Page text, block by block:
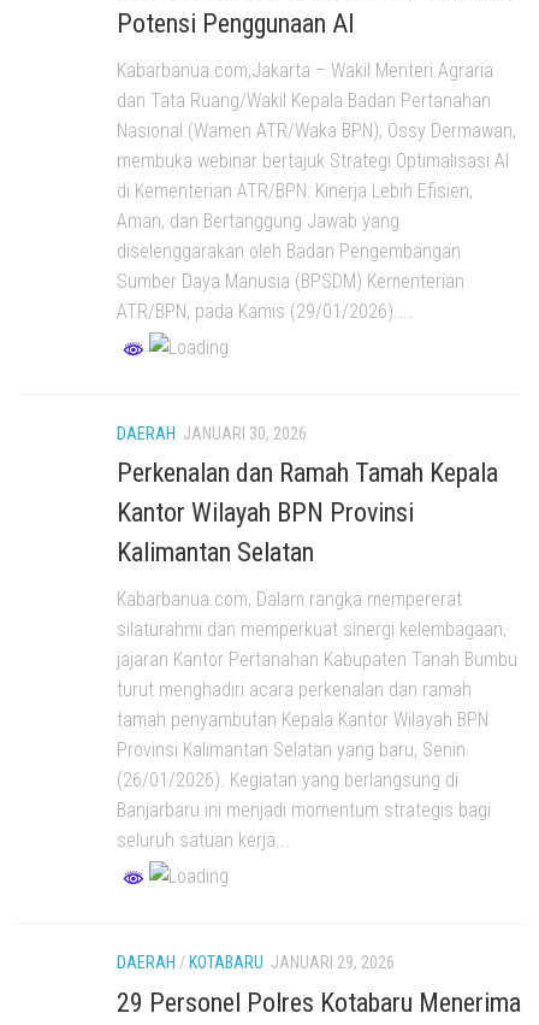
Potensi Penggunaan AI
Kabarbanua.com,Jakarta – Wakil Menteri Agraria
dan Tata Ruang/Wakil Kepala Badan Pertanahan
Nasional (Wamen ATR/Waka BPN), Ossy Dermawan,
membuka webinar bertajuk Strategi Optimalisasi AI
di Kementerian ATR/BPN: Kinerja Lebih Efisien,
Aman, dan Bertanggung Jawab yang
diselenggarakan oleh Badan Pengembangan
Sumber Daya Manusia (BPSDM) Kementerian
ATR/BPN, pada Kamis (29/01/2026)....
DAERAH JANUARI 30, 2026
Perkenalan dan Ramah Tamah Kepala
Kantor Wilayah BPN Provinsi
Kalimantan Selatan
Kabarbanua.com, Dalam rangka mempererat
silaturahmi dan memperkuat sinergi kelembagaan,
jajaran Kantor Pertanahan Kabupaten Tanah Bumbu
turut menghadiri acara perkenalan dan ramah
tamah penyambutan Kepala Kantor Wilayah BPN
Provinsi Kalimantan Selatan yang baru, Senin
(26/01/2026). Kegiatan yang berlangsung di
Banjarbaru ini menjadi momentum strategis bagi
seluruh satuan kerja...
DAERAH / KOTABARU JANUARI 29, 2026
29 Personel Polres Kotabaru Menerima